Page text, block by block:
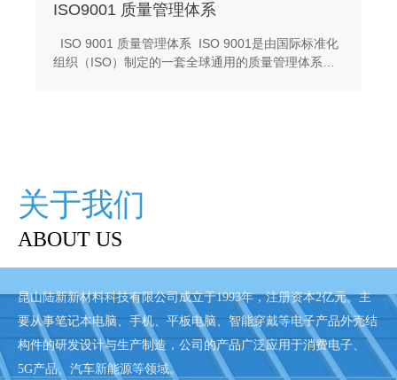
ISO9001 质量管理体系
ISO 9001 质量管理体系 ISO 9001是由国际标准化
组织（ISO）制定的一套全球通用的质量管理体系标
关于我们
ABOUT US
昆山陆新新材料科技有限公司成立于1993年，注册资本2亿元。主
要从事笔记本电脑、手机、平板电脑、智能穿戴等电子产品外壳结
构件的研发设计与生产制造，公司的产品广泛应用于消费电子、
5G产品、汽车新能源等领域。